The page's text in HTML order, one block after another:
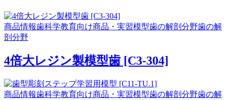
商品情報歯科学教育向け商品・実習模型歯の解剖分野歯の解
剖分野
4倍大レジン製模型歯 [C3-304]
商品情報歯科学教育向け商品・実習模型歯の解剖分野歯の解